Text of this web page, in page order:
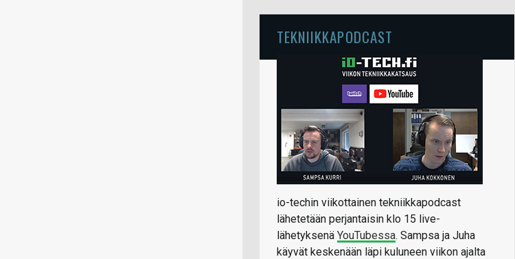
TEKNIIKKAPODCAST
io-techin viikottainen tekniikkapodcast
lähetetään perjantaisin klo 15 live-
lähetyksenä YouTubessa. Sampsa ja Juha
käyvät keskenään läpi kuluneen viikon ajalta